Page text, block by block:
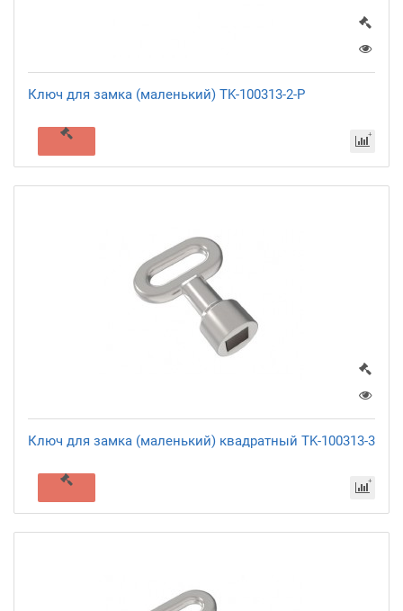
Ключ для замка (маленький) TK-100313-2-P
Ключ для замка (маленький) квадратный TK-100313-3